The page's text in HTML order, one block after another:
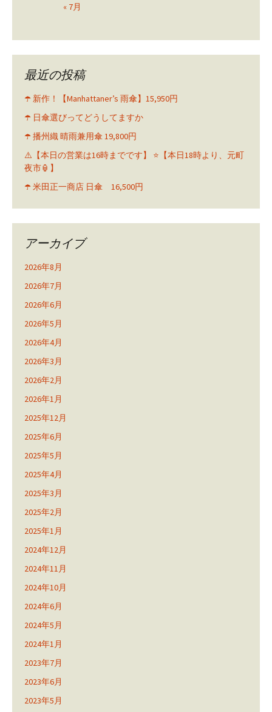
« 7月
最近の投稿
☂️ 新作！【Manhattaner’s 雨傘】15,950円
☂️ 日傘選びってどうしてますか
☂️ 播州織 晴雨兼用傘 19,800円
⚠️【本日の営業は16時までです】 ⭐️【本日18時より、元町
夜市🏮】
☂️ 米田正一商店 日傘 16,500円
アーカイブ
2026年8月
2026年7月
2026年6月
2026年5月
2026年4月
2026年3月
2026年2月
2026年1月
2025年12月
2025年6月
2025年5月
2025年4月
2025年3月
2025年2月
2025年1月
2024年12月
2024年11月
2024年10月
2024年6月
2024年5月
2024年1月
2023年7月
2023年6月
2023年5月